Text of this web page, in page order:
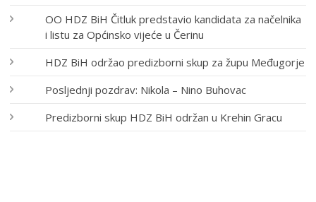
OO HDZ BiH Čitluk predstavio kandidata za načelnika
i listu za Općinsko vijeće u Čerinu
HDZ BiH održao predizborni skup za župu Međugorje
Posljednji pozdrav: Nikola – Nino Buhovac
Predizborni skup HDZ BiH održan u Krehin Gracu